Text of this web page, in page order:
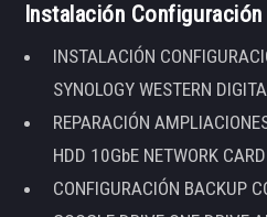
Instalación Configuración
INSTALACIÓN
SYNOLOGY WESTERN
REPARACIÓN
HDD 10GbE NETWORK CARD
CONFIGURACIÓN BACKUP